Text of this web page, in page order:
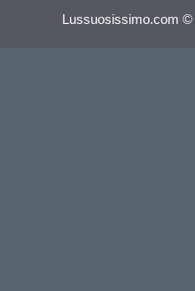
Lussuosissimo.com ©